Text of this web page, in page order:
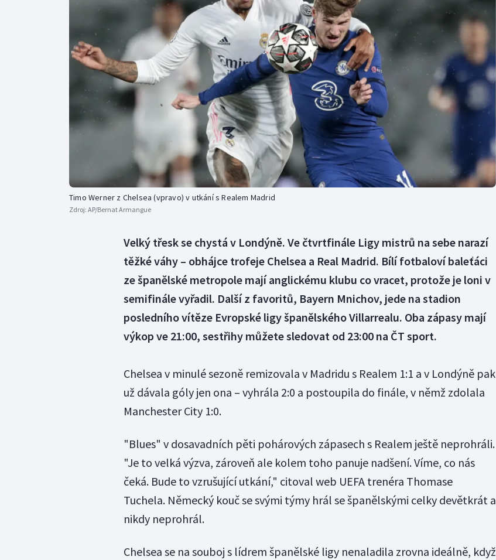
Curling
Dostihy
Florbal
Futsal
Golf
Gymnastika
Moderní pětiboj
Motorsport
Olympijské hry
Parasport
Plavání
Plážový volejbal
Triatlon
Veslování
Vodní slalom
Volejbal
Ostatní
Timo Werner z Chelsea (vpravo) v utkání s Realem Madrid
Zdroj: AP/Bernat Armangue
Velký třesk se chystá v Londýně. Ve čtvrtfinále Ligy mistrů na sebe narazí
těžké váhy – obhájce trofeje Chelsea a Real Madrid. Bílí fotbaloví baleťáci
ze španělské metropole mají anglickému klubu co vracet, protože je loni v
semifinále vyřadil. Další z favoritů, Bayern Mnichov, jede na stadion
posledního vítěze Evropské ligy španělského Villarrealu. Oba zápasy mají
výkop ve 21:00, sestřihy můžete sledovat od 23:00 na ČT sport.
Chelsea v minulé sezoně remizovala v Madridu s Realem 1:1 a v Londýně pak
už dávala góly jen ona – vyhrála 2:0 a postoupila do finále, v němž zdolala
Manchester City 1:0.
"Blues" v dosavadních pěti pohárových zápasech s Realem ještě neprohráli.
"Je to velká výzva, zároveň ale kolem toho panuje nadšení. Víme, co nás
čeká. Bude to vzrušující utkání," citoval web UEFA trenéra Thomase
Tuchela. Německý kouč se svými týmy hrál se španělskými celky devětkrát a
nikdy neprohrál.
Chelsea se na souboj s lídrem španělské ligy nenaladila zrovna ideálně, když